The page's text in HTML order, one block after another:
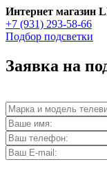
Интернет магазин
+7 (931) 293-58-66
Подбор подсветки
Заявка на